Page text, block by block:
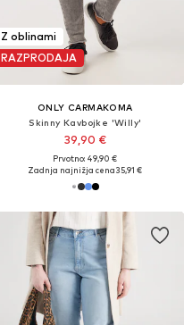
Z oblinami
RAZPRODAJA
ONLY CARMAKOMA
Skinny Kavbojke 'Willy'
39,90 €
Prvotno: 49,90 €
Zadnja najnižja cena35,91 €